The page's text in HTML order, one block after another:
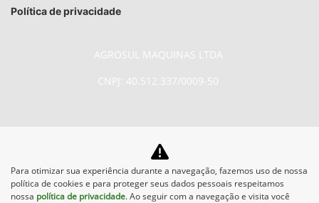
Política de privacidade
AGROSUL MAQUINAS LTDA
CNPJ: 40.512.337/0009-50
No trânsito, enxergar o outro
salva vidas.
Para otimizar sua experiência durante a navegação, fazemos uso de nossa
política de cookies e para proteger seus dados pessoais respeitamos
nossa política de privacidade. Ao seguir com a navegação e visita você